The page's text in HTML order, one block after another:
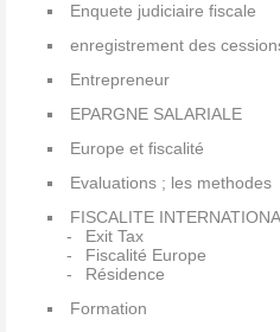
Enquete judiciaire fiscale
enregistrement des
Entrepreneur
EPARGNE SALARIALE
Europe et fiscalité
Evaluations ; les methodes
FISCALITE
Exit Tax
Fiscalité Europe
Résidence
Formation